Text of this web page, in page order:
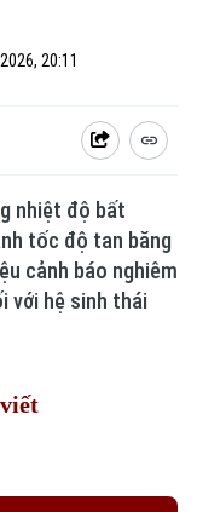
20:11
nhiệt độ bất
tốc độ tan băng
cảnh báo nghiêm
với hệ sinh thái